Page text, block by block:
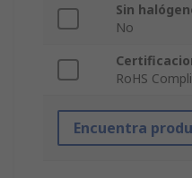
Sin
No
RoHS
Encuentra